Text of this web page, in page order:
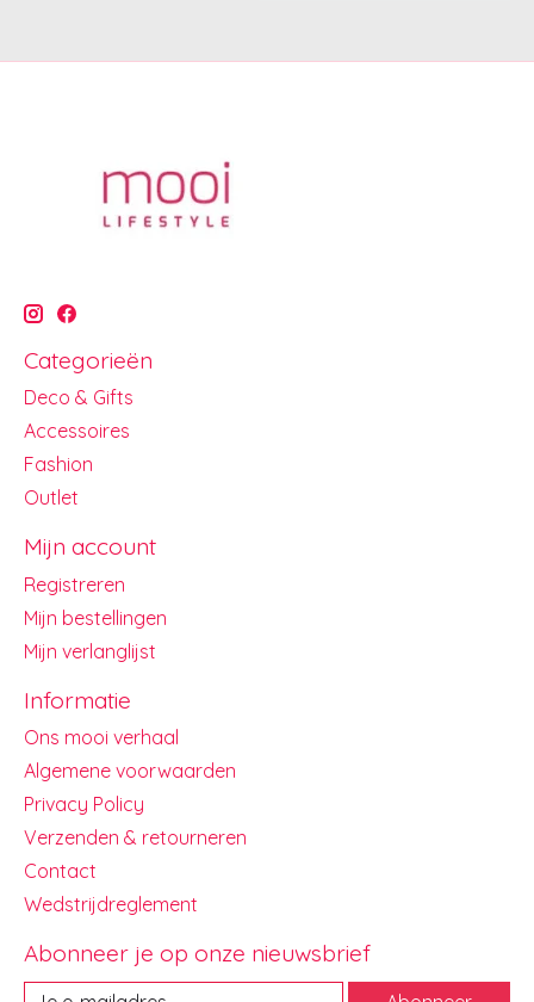
Categorieën
Deco & Gifts
Accessoires
Fashion
Outlet
Mijn account
Registreren
Mijn bestellingen
Mijn verlanglijst
Informatie
Ons mooi verhaal
Algemene voorwaarden
Privacy Policy
Verzenden & retourneren
Contact
Wedstrijdreglement
Abonneer je op onze nieuwsbrief